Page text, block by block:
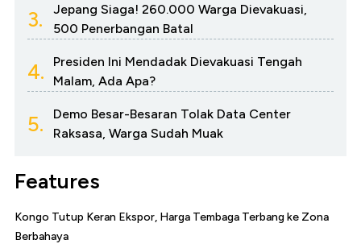
3.
Jepang Siaga! 260.000 Warga Dievakuasi,
500 Penerbangan Batal
4.
Presiden Ini Mendadak Dievakuasi Tengah
Malam, Ada Apa?
5.
Demo Besar-Besaran Tolak Data Center
Raksasa, Warga Sudah Muak
Features
Kongo Tutup Keran Ekspor, Harga Tembaga Terbang ke Zona
Berbahaya